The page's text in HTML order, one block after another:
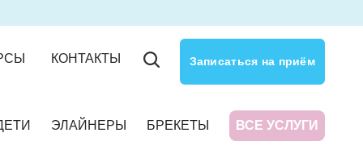
КОНТАКТЫ Записаться на приём
ЭЛАЙНЕРЫ БРЕКЕТЫ ВСЕ УСЛУГИ